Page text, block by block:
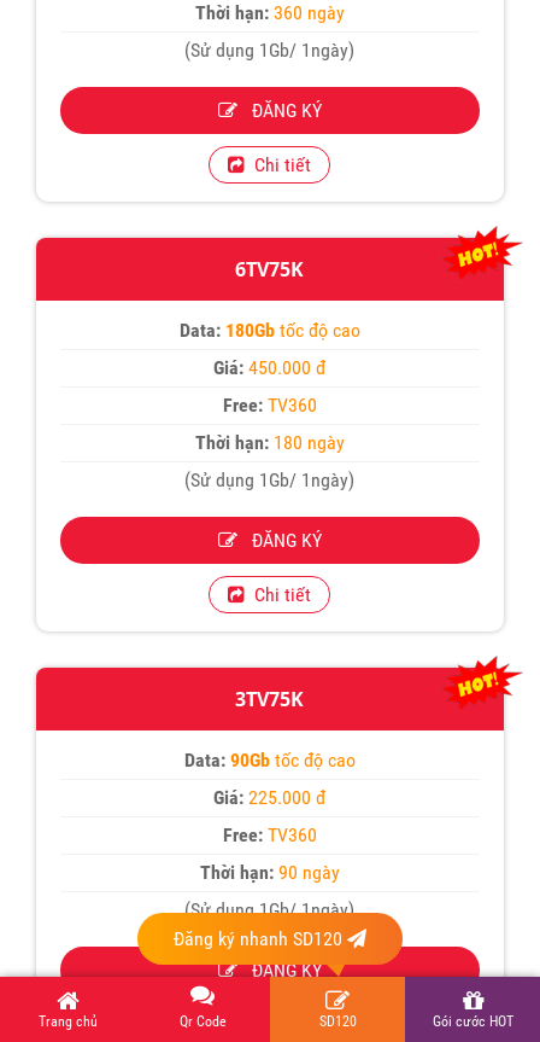
Thời hạn:360 ngày
(Sử dụng 1Gb/ 1ngày)
ĐĂNG KÝ
Chi tiết
6TV75K
Data:180Gbtốc độ cao
Giá:450.000 đ
Free: TV360
Thời hạn:180 ngày
(Sử dụng 1Gb/ 1ngày)
ĐĂNG KÝ
Chi tiết
3TV75K
Data:90Gbtốc độ cao
Giá:225.000 đ
Free: TV360
Thời hạn:90 ngày
(Sử dụng 1Gb/ 1ngày)
ĐĂNG KÝ
Trang chủ Qr Code
Đăng ký nhanh SD120
SD120 Gói cước HOT